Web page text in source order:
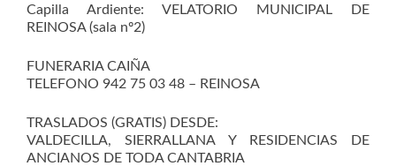
Capilla Ardiente: VELATORIO MUNICIPAL DE
REINOSA (sala nº2)
FUNERARIA CAIÑA
TELEFONO 942 75 03 48 – REINOSA
TRASLADOS (GRATIS) DESDE:
VALDECILLA, SIERRALLANA Y RESIDENCIAS DE
ANCIANOS DE TODA CANTABRIA